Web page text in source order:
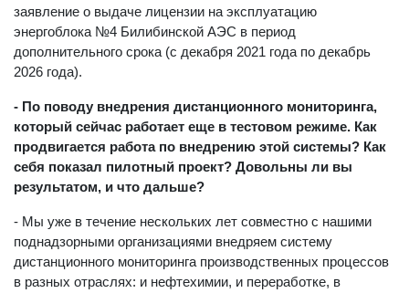
заявление о выдаче лицензии на эксплуатацию
энергоблока №4 Билибинской АЭС в период
дополнительного срока (с декабря 2021 года по декабрь
2026 года).
- По поводу внедрения дистанционного мониторинга,
который сейчас работает еще в тестовом режиме. Как
продвигается работа по внедрению этой системы? Как
себя показал пилотный проект? Довольны ли вы
результатом, и что дальше?
- Мы уже в течение нескольких лет совместно с нашими
поднадзорными организациями внедряем систему
дистанционного мониторинга производственных процессов
в разных отраслях: и нефтехимии, и переработке, в